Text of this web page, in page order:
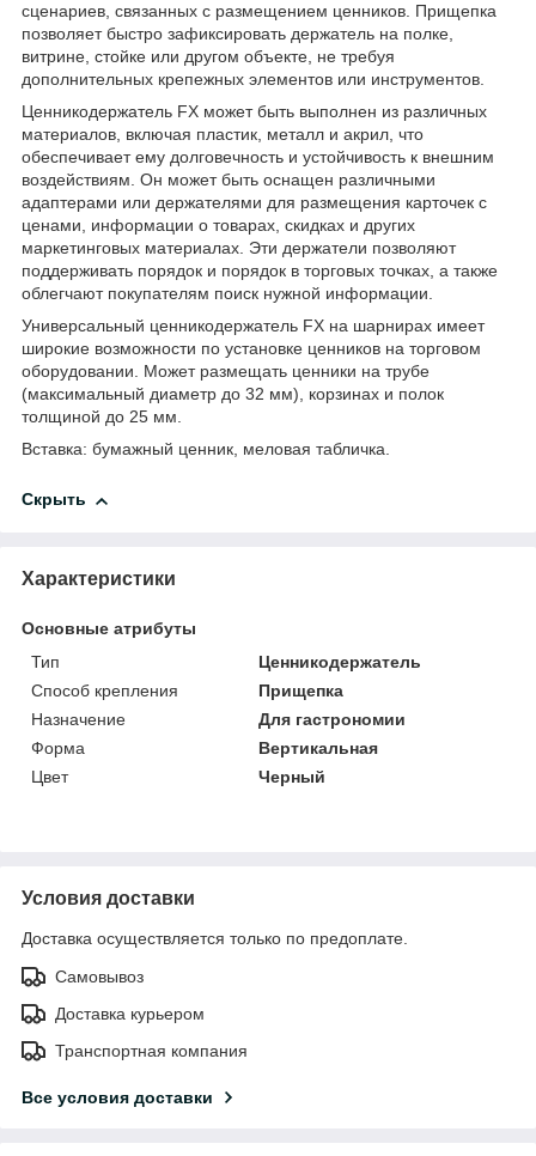
сценариев, связанных с размещением ценников. Прищепка
позволяет быстро зафиксировать держатель на полке,
витрине, стойке или другом объекте, не требуя
дополнительных крепежных элементов или инструментов.
Ценникодержатель FX может быть выполнен из различных
материалов, включая пластик, металл и акрил, что
обеспечивает ему долговечность и устойчивость к внешним
воздействиям. Он может быть оснащен различными
адаптерами или держателями для размещения карточек с
ценами, информации о товарах, скидках и других
маркетинговых материалах. Эти держатели позволяют
поддерживать порядок и порядок в торговых точках, а также
облегчают покупателям поиск нужной информации.
Универсальный ценникодержатель FX на шарнирах имеет
широкие возможности по установке ценников на торговом
оборудовании. Может размещать ценники на трубе
(максимальный диаметр до 32 мм), корзинах и полок
толщиной до 25 мм.
Вставка: бумажный ценник, меловая табличка.
Скрыть
Характеристики
Основные атрибуты
Тип
Ценникодержатель
Способ крепления
Прищепка
Назначение
Для гастрономии
Форма
Вертикальная
Цвет
Черный
Условия доставки
Доставка осуществляется только по предоплате.
Самовывоз
Доставка курьером
Транспортная компания
Все условия доставки